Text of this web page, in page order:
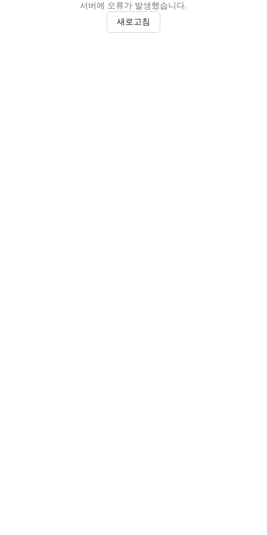
서버에 오류가 발생했습니다.
새로고침